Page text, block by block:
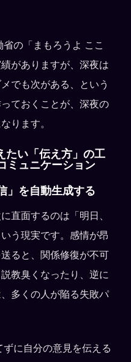
省の「まもろうよ ここ
がありますが、深夜は
でも次がある、という
ておくことが、深夜の
ります。
たい「伝え方」の工
ミュニケーション
」を自動生成する
直面するのは「明日、
う現実です。感情が昂
ると、関係修復が不可
教臭くなったり、逆に
多くの人が陥る失敗パ
ずに自分の意見を伝える